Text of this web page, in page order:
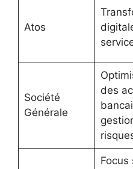
Atos
Société
Générale
des
Focus